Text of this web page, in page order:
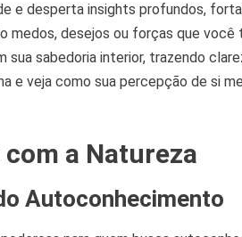
e desperta insights profundos,
medos, desejos ou forças que
sabedoria interior, trazendo
e veja como sua percepção de si
a Natureza
Autoconhecimento